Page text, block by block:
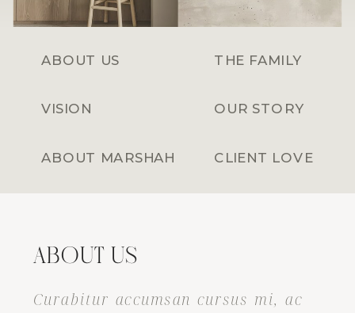
ABOUT US
OUR STORY
ABOUT MARSHAH
VISION
THE FAMILY
CLIENT LOVE
ABOUT US
Curabitur accumsan cursus mi, ac